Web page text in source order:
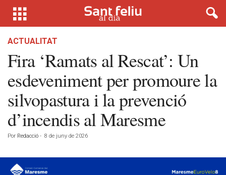
ACTUALITAT
Fira ‘Ramats al Rescat’: Un
esdeveniment per promoure la
silvopastura i la prevenció
d’incendis al Maresme
Por Redacció - 8 de juny de 2026